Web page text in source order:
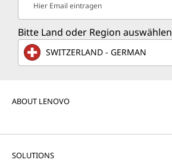
Hier Email eintragen
Bitte Land oder Region auswählen
SWITZERLAND - GERMAN
ABOUT LENOVO
SOLUTIONS